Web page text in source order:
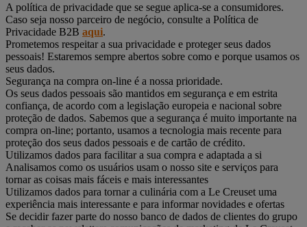
A política de privacidade que se segue aplica-se a consumidores.
Caso seja nosso parceiro de negócio, consulte a Política de
Privacidade B2B aqui.
Prometemos respeitar a sua privacidade e proteger seus dados
pessoais! Estaremos sempre abertos sobre como e porque usamos os
seus dados.
Segurança na compra on-line é a nossa prioridade.
Os seus dados pessoais são mantidos em segurança e em estrita
confiança, de acordo com a legislação europeia e nacional sobre
proteção de dados. Sabemos que a segurança é muito importante na
compra on-line; portanto, usamos a tecnologia mais recente para
proteção dos seus dados pessoais e de cartão de crédito.
Utilizamos dados para facilitar a sua compra e adaptada a si
Analisamos como os usuários usam o nosso site e serviços para
tornar as coisas mais fáceis e mais interessantes
Utilizamos dados para tornar a culinária com a Le Creuset uma
experiência mais interessante e para informar novidades e ofertas
Se decidir fazer parte do nosso banco de dados de clientes do grupo